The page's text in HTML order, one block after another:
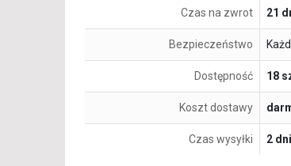
Czas na zwrot 21
Bezpieczeństwo
Dostępność 18
Koszt dostawy
Czas wysyłki 2 dni